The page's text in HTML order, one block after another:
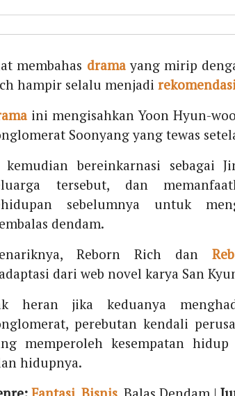
membahas dramayang mirip
hampir selalu menjadi
ini mengisahkan Yoon Hyun-
Soonyang yang tewas
kemudian bereinkarnasi sebagai
tersebut, dan
sebelumnya untuk
dendam.
Reborn Rich dan
dari web novel karya San
heran jika keduanya
perebutan kendali
memperoleh kesempatan
hidupnya.